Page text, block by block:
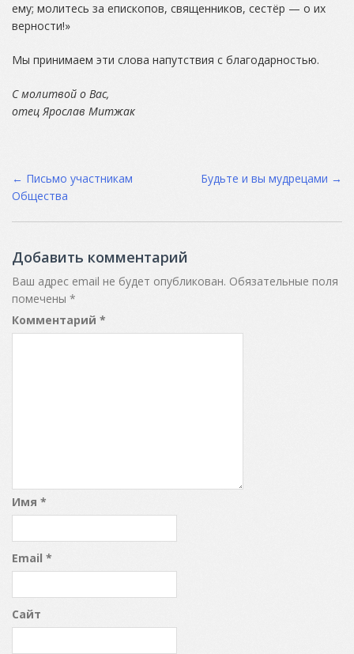
ему; молитесь за епископов, священников, сестёр — о их
верности!»
Мы принимаем эти слова напутствия с благодарностью.
С молитвой о Вас,
отец Ярослав Митжак
Post
navigation
← Письмо участникам
Общества
Будьте и вы мудрецами →
Добавить комментарий
Ваш адрес email не будет опубликован. Обязательные поля
помечены *
Комментарий *
Имя *
Email *
Сайт